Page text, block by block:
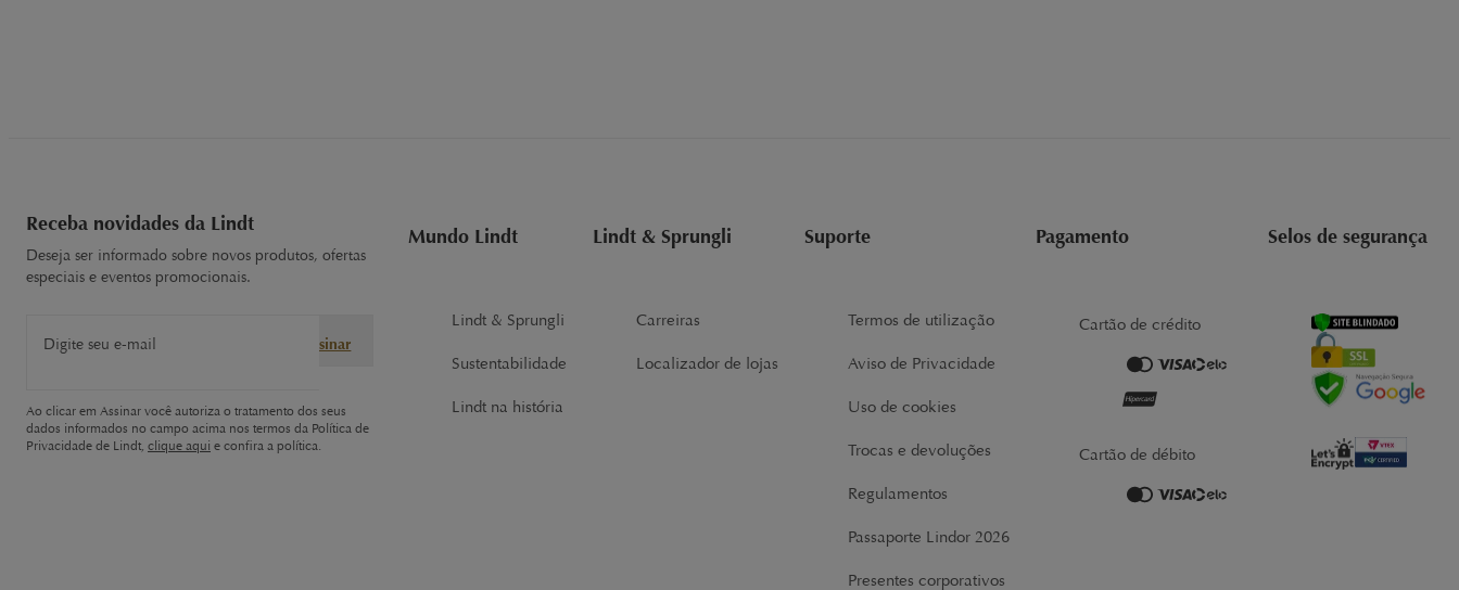
Receba novidades da Lindt
Deseja ser informado sobre novos produtos, ofertas
especiais e eventos promocionais.
Digite seu e-mail Assinar
Ao clicar em Assinar você autoriza o tratamento dos seus
dados informados no campo acima nos termos da Política de
Privacidade de Lindt, clique aqui e confira a política.
Mundo Lindt
Lindt & Sprungli
Sustentabilidade
Lindt na história
Lindt & Sprungli
Carreiras
Localizador de lojas
Suporte
Termos de utilização
Aviso de Privacidade
Uso de cookies
Trocas e devoluções
Regulamentos
Passaporte Lindor 2026
Presentes corporativos
Pagamento
Cartão de crédito
Cartão de débito
Selos de segurança